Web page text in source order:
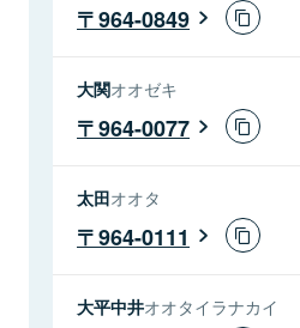
964-0849
大関オオゼキ
964-0077
太田オオタ
964-0111
大平中井オオタイラナカイ